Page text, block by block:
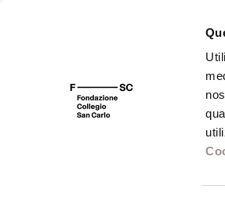
FSC 400